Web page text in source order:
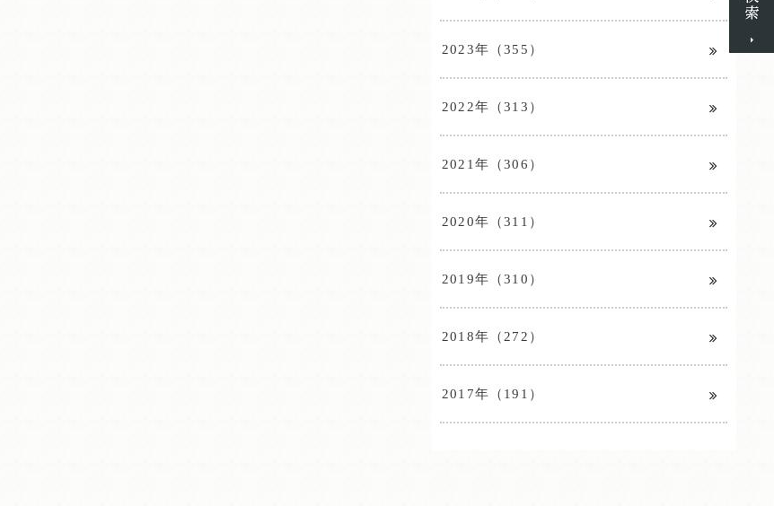
2023年（355）
2022年（313）
2021年（306）
2020年（311）
2019年（310）
2018年（272）
2017年（191）